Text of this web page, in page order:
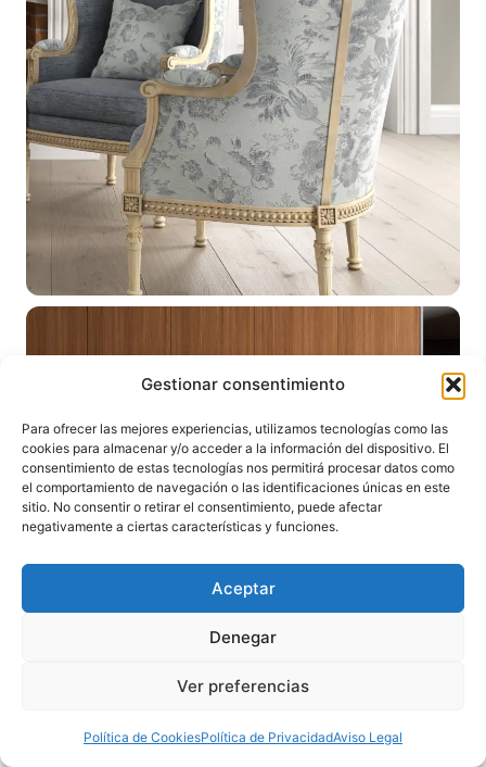
Gestionar consentimiento
Para ofrecer las mejores experiencias, utilizamos tecnologías como las
cookies para almacenar y/o acceder a la información del dispositivo. El
consentimiento de estas tecnologías nos permitirá procesar datos como
el comportamiento de navegación o las identificaciones únicas en este
sitio. No consentir o retirar el consentimiento, puede afectar
negativamente a ciertas características y funciones.
Aceptar
Denegar
Ver preferencias
Política de CookiesPolítica de PrivacidadAviso Legal